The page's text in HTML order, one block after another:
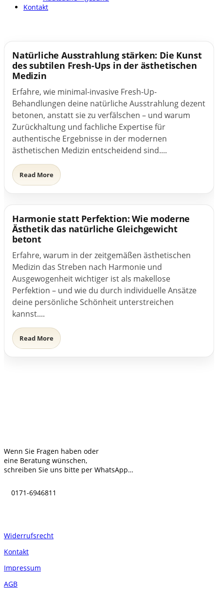
Kontakt
Natürliche Ausstrahlung stärken: Die Kunst
des subtilen Fresh-Ups in der ästhetischen
Medizin
Erfahre, wie minimal-invasive Fresh-Up-
Behandlungen deine natürliche Ausstrahlung dezent
betonen, anstatt sie zu verfälschen – und warum
Zurückhaltung und fachliche Expertise für
authentische Ergebnisse in der modernen
ästhetischen Medizin entscheidend sind....
Read More
Harmonie statt Perfektion: Wie moderne
Ästhetik das natürliche Gleichgewicht
betont
Erfahre, warum in der zeitgemäßen ästhetischen
Medizin das Streben nach Harmonie und
Ausgewogenheit wichtiger ist als makellose
Perfektion – und wie du durch individuelle Ansätze
deine persönliche Schönheit unterstreichen
kannst....
Read More
Wenn Sie Fragen haben oder
eine Beratung wünschen,
schreiben Sie uns bitte per WhatsApp…
0171-6946811
Widerrufsrecht
Kontakt
Impressum
AGB